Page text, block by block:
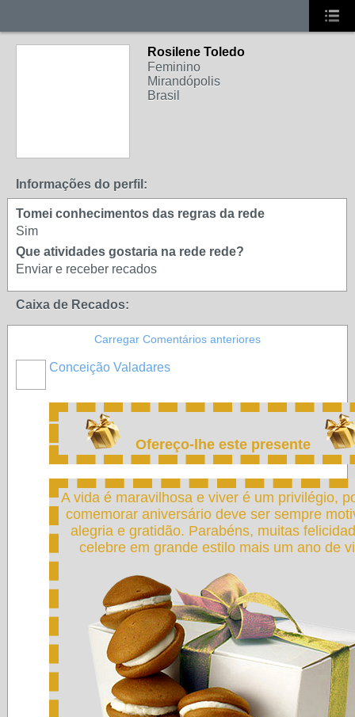
Rosilene Toledo
Feminino
Mirandópolis
Brasil
Informações do perfil:
Tomei conhecimentos das regras da rede
Sim
Que atividades gostaria na rede rede?
Enviar e receber recados
Caixa de Recados:
Carregar Comentários anteriores
Conceição Valadares
Ofereço-lhe este presente
A vida é maravilhosa e viver é um privilégio,
comemorar aniversário deve ser sempre
alegria e gratidão. Parabéns, muitas
celebre em grande estilo mais um ano de